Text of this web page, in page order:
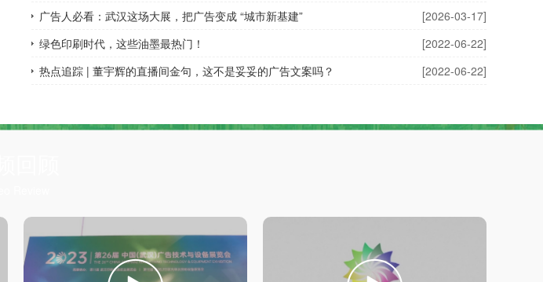
广告人必看：武汉这场大展，把广告变成 “城市新基建”
[2026-03-17]
绿色印刷时代，这些油墨最热门！
[2022-06-22]
热点追踪 | 董宇辉的直播间金句，这不是妥妥的广告文案吗？
[2022-06-22]